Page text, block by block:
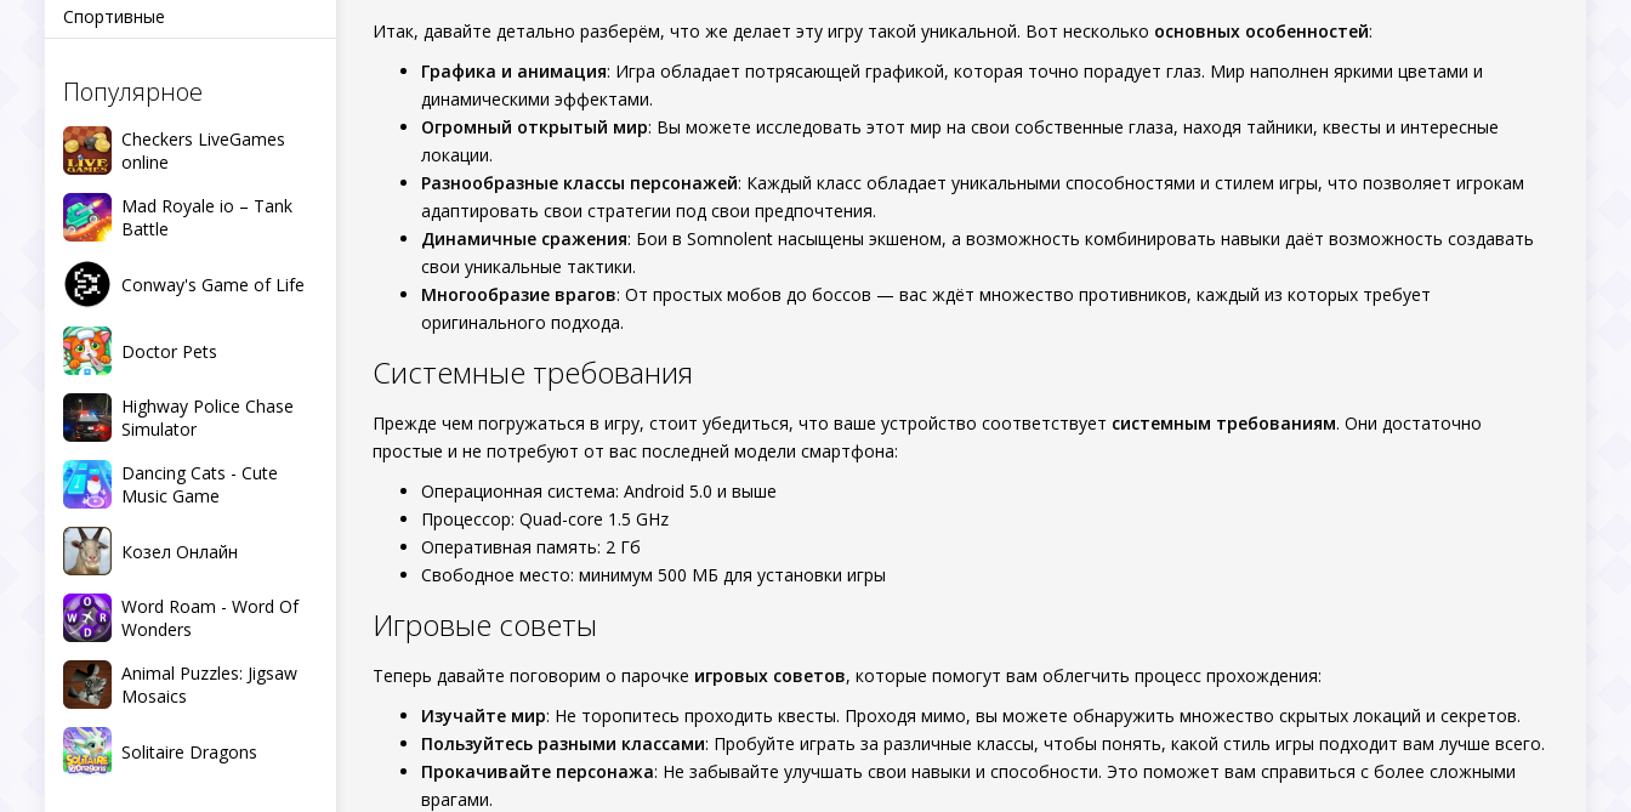
Спортивные
Популярное
Checkers LiveGames
online
Mad Royale io – Tank
Battle
Conway's Game of Life
Doctor Pets
Highway Police Chase
Simulator
Dancing Cats - Cute
Music Game
Козел Онлайн
Word Roam - Word Of
Wonders
Animal Puzzles: Jigsaw
Mosaics
Solitaire Dragons
Итак, давайте детально разберём, что же делает эту игру такой уникальной. Вот несколько основных особенностей:
Графика и анимация: Игра обладает потрясающей графикой, которая точно порадует глаз. Мир наполнен яркими цветами и
динамическими эффектами.
Огромный открытый мир: Вы можете исследовать этот мир на свои собственные глаза, находя тайники, квесты и интересные
локации.
Разнообразные классы персонажей: Каждый класс обладает уникальными способностями и стилем игры, что позволяет игрокам
адаптировать свои стратегии под свои предпочтения.
Динамичные сражения: Бои в Somnolent насыщены экшеном, а возможность комбинировать навыки даёт возможность создавать
свои уникальные тактики.
Многообразие врагов: От простых мобов до боссов — вас ждёт множество противников, каждый из которых требует
оригинального подхода.
Системные требования
Прежде чем погружаться в игру, стоит убедиться, что ваше устройство соответствует системным требованиям. Они достаточно
простые и не потребуют от вас последней модели смартфона:
Операционная система: Android 5.0 и выше
Процессор: Quad-core 1.5 GHz
Оперативная память: 2 Гб
Свободное место: минимум 500 МБ для установки игры
Игровые советы
Теперь давайте поговорим о парочке игровых советов, которые помогут вам облегчить процесс прохождения:
Изучайте мир: Не торопитесь проходить квесты. Проходя мимо, вы можете обнаружить множество скрытых локаций и секретов.
Пользуйтесь разными классами: Пробуйте играть за различные классы, чтобы понять, какой стиль игры подходит вам лучше всего.
Прокачивайте персонажа: Не забывайте улучшать свои навыки и способности. Это поможет вам справиться с более сложными
врагами.